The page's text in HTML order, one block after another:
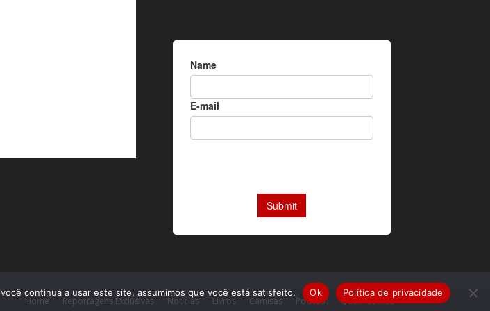
Home Reportagens Exclusivas Notícias Livros Camisas Podcast Quem somos
continua a usar este site, assumimos que você está satisfeito. Ok Política de privacidade